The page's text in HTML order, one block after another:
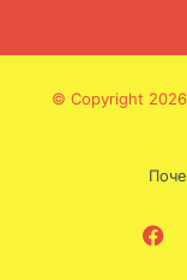
© Copyright